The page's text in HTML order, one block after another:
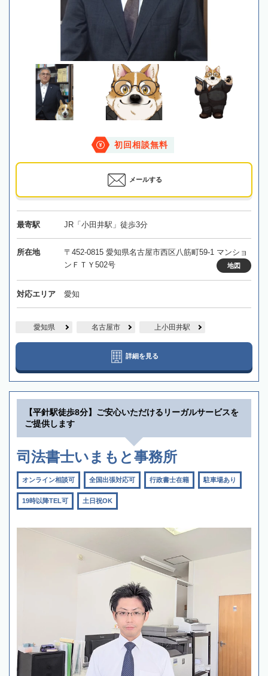
初回相談無料
メールする
最寄駅 JR「小田井駅」徒歩3分
所在地
〒452-0815 愛知県名古屋市西区八筋町59-1 マンショ
ンＦＴＹ502号
地図
対応エリア 愛知
愛知県 名古屋市 上小田井駅
詳細を見る
【平針駅徒歩8分】ご安心いただけるリーガルサービスを
ご提供します
司法書士いまもと事務所
オンライン相談可 全国出張対応可 行政書士在籍 駐車場あり
19時以降TEL可 土日祝OK